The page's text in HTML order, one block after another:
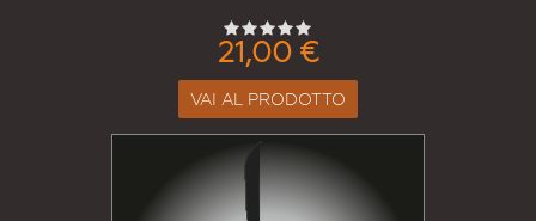
21,00 €
VAI AL PRODOTTO